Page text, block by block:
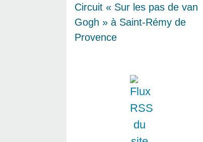
Circuit « Sur les pas de van
Gogh » à Saint-Rémy de
Provence